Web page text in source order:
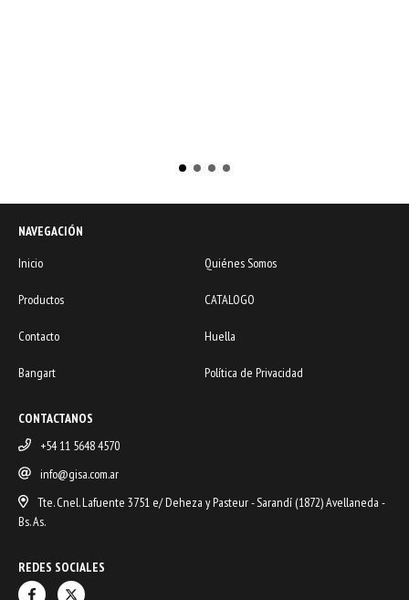
NAVEGACIÓN
Inicio
Quiénes Somos
Productos CATALOGO
Contacto Huella
Bangart Política de Privacidad
CONTACTANOS
+54 11 5648 4570
info@gisa.com.ar
Tte. Cnel. Lafuente 3751 e/ Deheza y Pasteur - Sarandí (1872) Avellaneda -
Bs. As.
REDES SOCIALES